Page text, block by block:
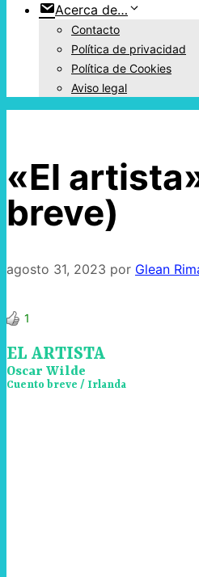
Acerca de…
Contacto
Política de privacidad
Política de Cookies
Aviso legal
«El
breve)
agosto 31, 2023 por Glean
1
EL ARTISTA
Oscar Wilde
Cuento breve / Irlanda